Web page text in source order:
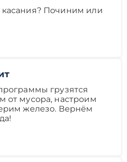
касания? Починим или
грузятся
от мусора, настроим
железо. Вернём